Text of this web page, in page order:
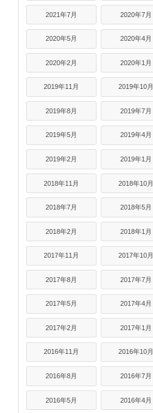
2021年7月 2020年7月
2020年5月 2020年4月
2020年2月 2020年1月
2019年11月 2019年10月
2019年8月 2019年7月
2019年5月 2019年4月
2019年2月 2019年1月
2018年11月 2018年10月
2018年7月 2018年5月
2018年2月 2018年1月
2017年11月 2017年10月
2017年8月 2017年7月
2017年5月 2017年4月
2017年2月 2017年1月
2016年11月 2016年10月
2016年8月 2016年7月
2016年5月 2016年4月